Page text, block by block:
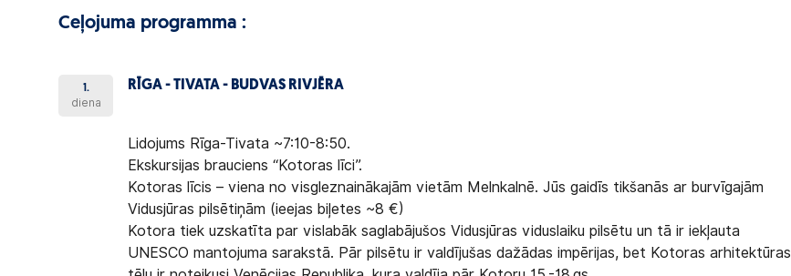
Ceļojuma programma :
1.
diena
RĪGA - TIVATA - BUDVAS RIVJĒRA
Lidojums Rīga-Tivata ~7:10-8:50.
Ekskursijas brauciens “Kotoras līci”.
Kotoras līcis – viena no visgleznainākajām vietām Melnkalnē. Jūs gaidīs tikšanās ar burvīgajām
Vidusjūras pilsētiņām (ieejas biļetes ~8 €)
Kotora tiek uzskatīta par vislabāk saglabājušos Vidusjūras viduslaiku pilsētu un tā ir iekļauta
UNESCO mantojuma sarakstā. Pār pilsētu ir valdījušas dažādas impērijas, bet Kotoras arhitektūras